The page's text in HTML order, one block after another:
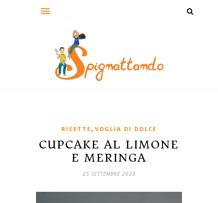
RICETTE , VOGLIA DI DOLCE
CUPCAKE AL LIMONE
E MERINGA
25 SETTEMBRE 2020